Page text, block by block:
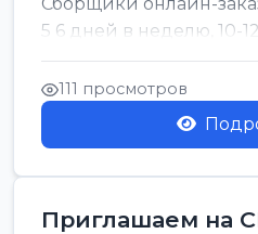
5 6 дней в неделю, 10-
Колле ОП...
111 просмотров
Приглашаем на